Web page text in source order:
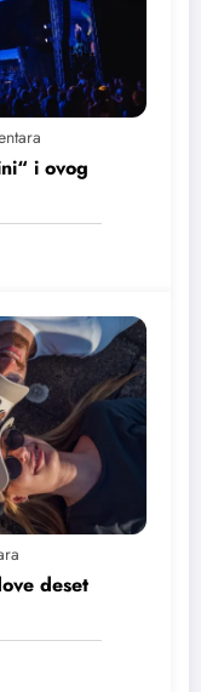
i ovog
deset